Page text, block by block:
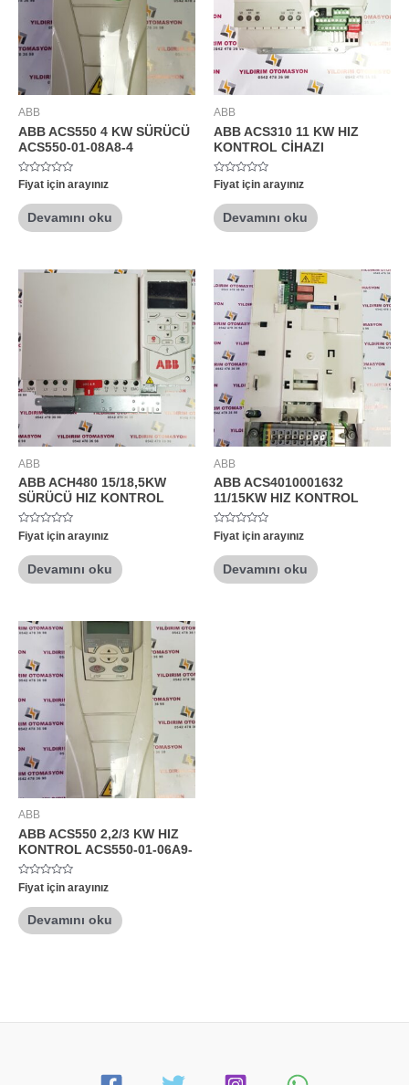
ABB
ABB ACS550 4 KW SÜRÜCÜ
ACS550-01-08A8-4
5
üzerinden
oy
aldı
Fiyat için arayınız
Devamını oku
ABB
ABB ACS310 11 KW HIZ
KONTROL CİHAZI
5
üzerinden
oy
aldı
Fiyat için arayınız
Devamını oku
ABB
ABB ACH480 15/18,5KW
SÜRÜCÜ HIZ KONTROL
5
üzerinden
oy
aldı
Fiyat için arayınız
Devamını oku
ABB
ABB ACS4010001632
11/15KW HIZ KONTROL
5
üzerinden
oy
aldı
Fiyat için arayınız
Devamını oku
ABB
ABB ACS550 2,2/3 KW HIZ
KONTROL ACS550-01-06A9-
5
üzerinden
oy
aldı
Fiyat için arayınız
Devamını oku